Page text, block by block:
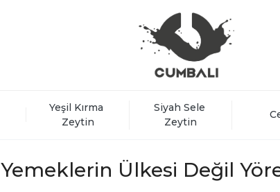
Yeşil Kırma
Zeytin
Siyah Sele
Zeytin
Yemeklerin Ülkesi Değil